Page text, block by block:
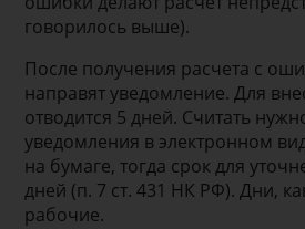
говорилось выше).
После получения расчета с
направят уведомление. Для
отводится 5 дней. Считать
уведомления в электронном
на бумаге, тогда срок для
дней (п. 7 ст. 431 НК РФ). Дни,
рабочие.